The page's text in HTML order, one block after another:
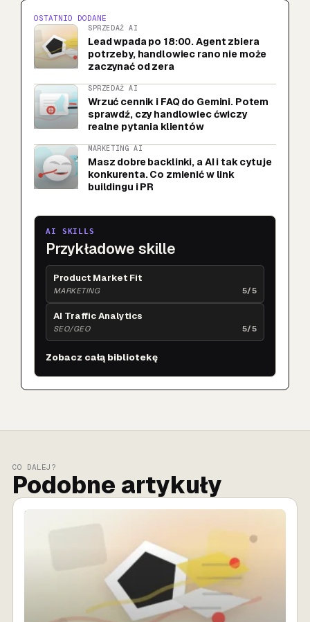
OSTATNIO DODANE
SPRZEDAŻ AI
Lead wpada po 18:00. Agent zbiera
potrzeby, handlowiec rano nie może
zaczynać od zera
SPRZEDAŻ AI
Wrzuć cennik i FAQ do Gemini. Potem
sprawdź, czy handlowiec ćwiczy
realne pytania klientów
MARKETING AI
Masz dobre backlinki, a AI i tak cytuje
konkurenta. Co zmienić w link
buildingu i PR
AI SKILLS
Przykładowe skille
Product Market Fit
MARKETING 5/5
AI Traffic Analytics
SEO/GEO 5/5
Zobacz całą bibliotekę
CO DALEJ?
Podobne artykuły
SPRZEDAŻ AI